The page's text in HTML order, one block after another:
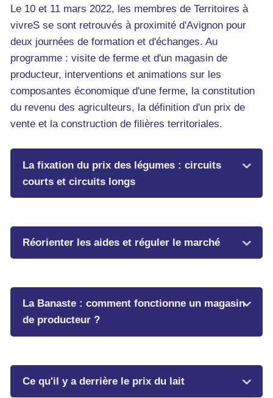
Le 10 et 11 mars 2022, les membres de Territoires à
vivreS se sont retrouvés à proximité d'Avignon pour
deux journées de formation et d'échanges. Au
programme : visite de ferme et d'un magasin de
producteur, interventions et animations sur les
composantes économique d'une ferme, la constitution
du revenu des agriculteurs, la définition d'un prix de
vente et la construction de filières territoriales.
La fixation du prix des légumes : circuits
courts et circuits longs
Réorienter les aides et réguler le marché
La Banaste : comment fonctionne un magasin
de producteur ?
Ce qu'il y a derrière le prix du lait